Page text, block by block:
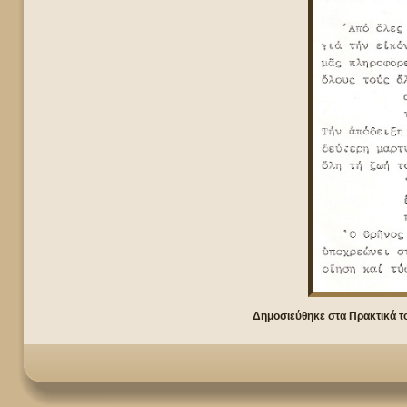
Δημοσιεύθηκε στα